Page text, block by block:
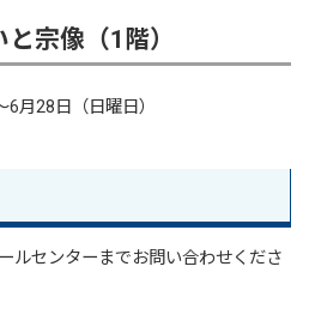
宗像（1階）
月28日（日曜日）
ルセンターまでお問い合わせくださ